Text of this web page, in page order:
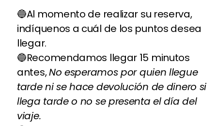
Al momento de realizar su reserva,
indíquenos a cuál de los puntos desea
llegar.
Recomendamos llegar 15 minutos
antes,No esperamos por quien llegue
tarde ni se hace devolución de dinero si
llega tarde o no se presenta el día del
viaje.